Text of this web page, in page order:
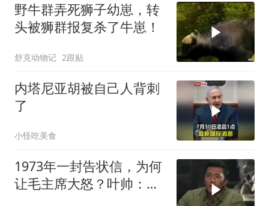
野牛群弄死狮子幼崽，转
头被狮群报复杀了牛崽！
舒克动物记 2跟贴
内塔尼亚胡被自己人背刺
了
小怪吃美食
1973年一封告状信，为何
让毛主席大怒？叶帅：杀